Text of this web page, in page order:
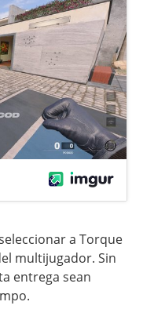
a Torque
multijugador. Sin
entrega sean